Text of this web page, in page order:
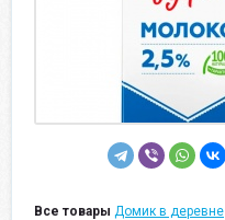
Все товары Домик в деревне